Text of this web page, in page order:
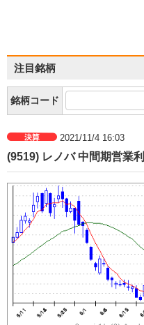
注目銘柄
銘柄コード
2021/11/4 16:03
(9519) レノバ 中間期営業